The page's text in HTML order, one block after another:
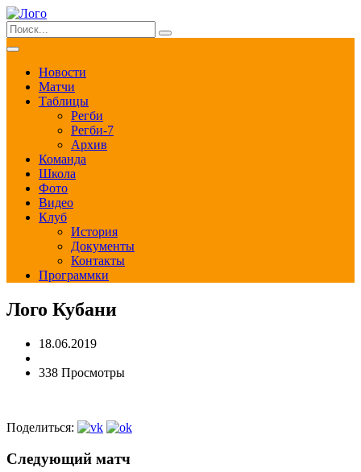
Новости
Матчи
Таблицы
Регби
Регби-7
Архив
Команда
Школа
Фото
Видео
Клуб
История
Документы
Контакты
Программки
Лого Кубани
18.06.2019
338 Просмотры
Поделиться:
Следующий матч